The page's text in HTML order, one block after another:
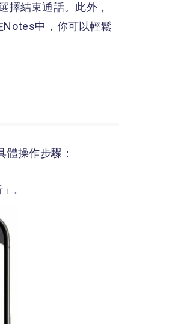
擇結束通話。此外，
中，你可以輕鬆
操作步驟：
。